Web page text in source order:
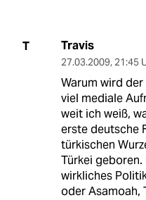
T Travis
27.03.2009, 21:45
Warum wird
viel mediale
weit ich weiß,
erste deutsche
türkischen
Türkei
wirkliches
oder Asamoah,